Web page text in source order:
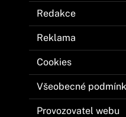
Redakce
Reklama
Cookies
Všeobecné
Provozovatel webu